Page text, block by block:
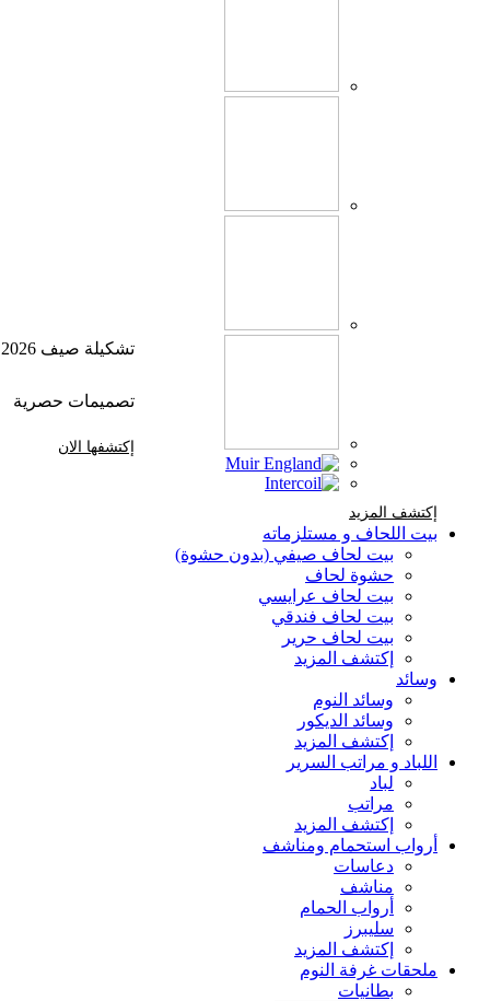
إكتشف المزيد
تشكيلة صيف 2026
تصميمات حصرية
إكتشفها الان
بيت اللحاف و مستلزماته
بيت لحاف صيفي (بدون حشوة)
حشوة لحاف
بيت لحاف عرايسي
بيت لحاف فندقي
بيت لحاف حرير
إكتشف المزيد
وسائد
وسائد النوم
وسائد الديكور
إكتشف المزيد
اللباد و مراتب السرير
لباد
مراتب
إكتشف المزيد
أرواب استحمام ومناشف
دعاسات
مناشف
أرواب الحمام
سليبرز
إكتشف المزيد
ملحقات غرفة النوم
بطانيات